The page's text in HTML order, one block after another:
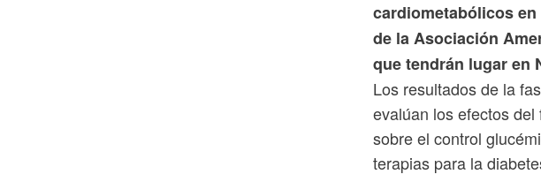
cardiometabólicos
de la Asociación
que tendrán lugar en
Los resultados de la
evalúan los efectos
sobre el control
terapias para la